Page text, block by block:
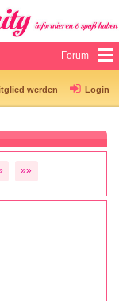
Forum
werden Login
»»